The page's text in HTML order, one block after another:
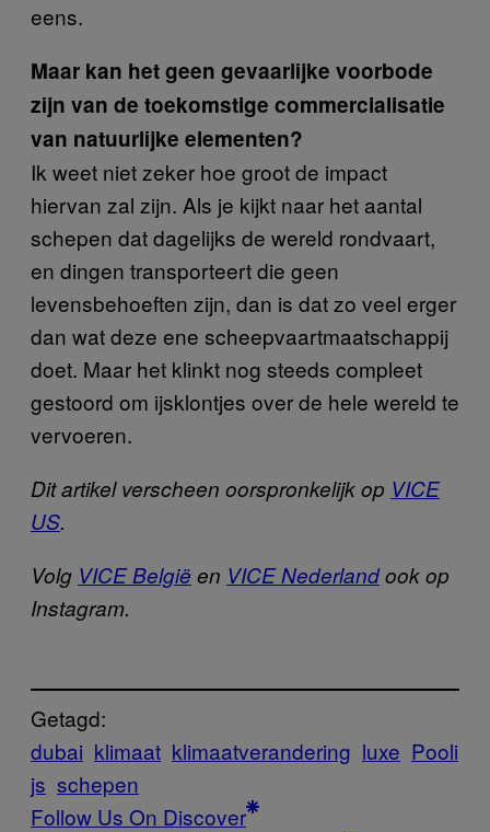
eens.
Maar kan het geen gevaarlijke voorbode
zijn van de toekomstige commercialisatie
van natuurlijke elementen?
Ik weet niet zeker hoe groot de impact
hiervan zal zijn. Als je kijkt naar het aantal
schepen dat dagelijks de wereld rondvaart,
en dingen transporteert die geen
levensbehoeften zijn, dan is dat zo veel erger
dan wat deze ene scheepvaartmaatschappij
doet. Maar het klinkt nog steeds compleet
gestoord om ijsklontjes over de hele wereld te
vervoeren.
Dit artikel verscheen oorspronkelijk op VICE
US.
Volg VICE België en VICE Nederlandook op
Instagram.
Getagd:
dubai klimaat klimaatverandering luxe Pooli
js schepen
Follow Us On Discover